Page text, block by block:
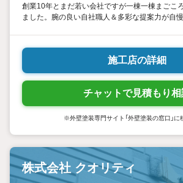
創業10年とまだ若い会社ですが一棟一棟まごこ
ました。腕の良い自社職人＆多彩な提案力が自慢
施工店の詳細
チャットで見積もり相
※外壁塗装専門サイト「外壁塗装の窓口」に
株式会社 クオリティ